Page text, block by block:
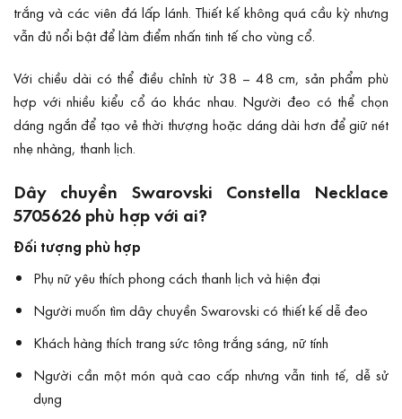
trắng và các viên đá lấp lánh. Thiết kế không quá cầu kỳ nhưng
vẫn đủ nổi bật để làm điểm nhấn tinh tế cho vùng cổ.
Với chiều dài có thể điều chỉnh từ 38 – 48 cm, sản phẩm phù
hợp với nhiều kiểu cổ áo khác nhau. Người đeo có thể chọn
dáng ngắn để tạo vẻ thời thượng hoặc dáng dài hơn để giữ nét
nhẹ nhàng, thanh lịch.
Dây chuyền Swarovski Constella Necklace
5705626 phù hợp với ai?
Đối tượng phù hợp
Phụ nữ yêu thích phong cách thanh lịch và hiện đại
Người muốn tìm dây chuyền Swarovski có thiết kế dễ đeo
Khách hàng thích trang sức tông trắng sáng, nữ tính
Người cần một món quà cao cấp nhưng vẫn tinh tế, dễ sử
dụng